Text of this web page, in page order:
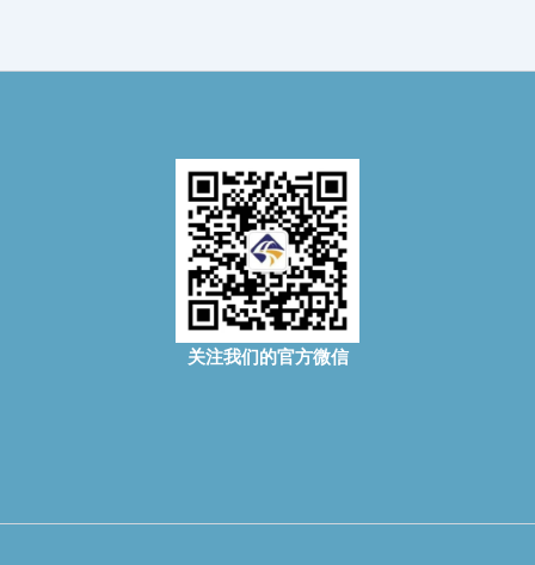
关注我们的官方微信